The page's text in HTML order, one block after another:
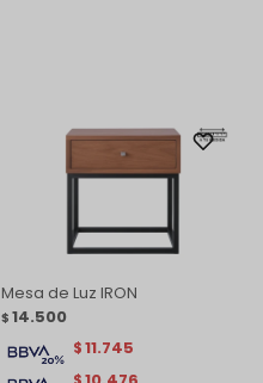
Mesa de Luz IRON
$ 14.500
$11.745